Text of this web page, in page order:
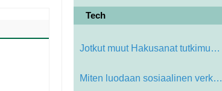
Tech
Jotkut muut Hakusanat tutkimus Tool…
Miten luodaan sosiaalinen verkkoyht…